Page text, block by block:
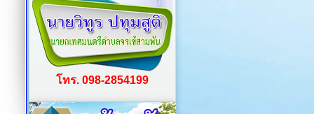
โทร. 098-2854199